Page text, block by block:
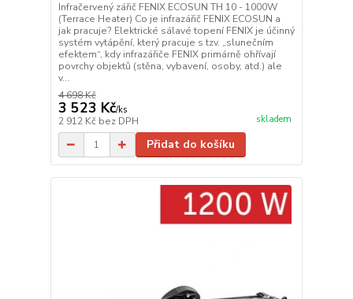
Infračervený zářič FENIX ECOSUN TH 10 - 1000W
(Terrace Heater) Co je infrazářič FENIX ECOSUN a
jak pracuje? Elektrické sálavé topení FENIX je účinný
systém vytápění, který pracuje s tzv. „slunečním
efektem“, kdy infrazářiče FENIX primárně ohřívají
povrchy objektů (stěna, vybavení, osoby, atd.) ale
v...
4 698 Kč
3 523 Kč/ks
2 912 Kč bez DPH skladem
Přidat do košíku